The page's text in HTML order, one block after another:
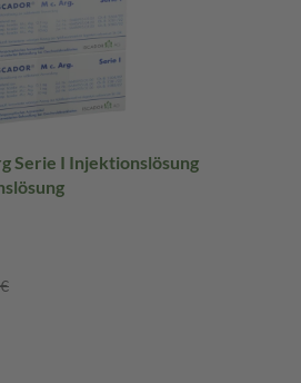
Serie I Injektionslösung